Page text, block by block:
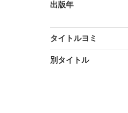
出版年
タイトルヨミ
別タイトル